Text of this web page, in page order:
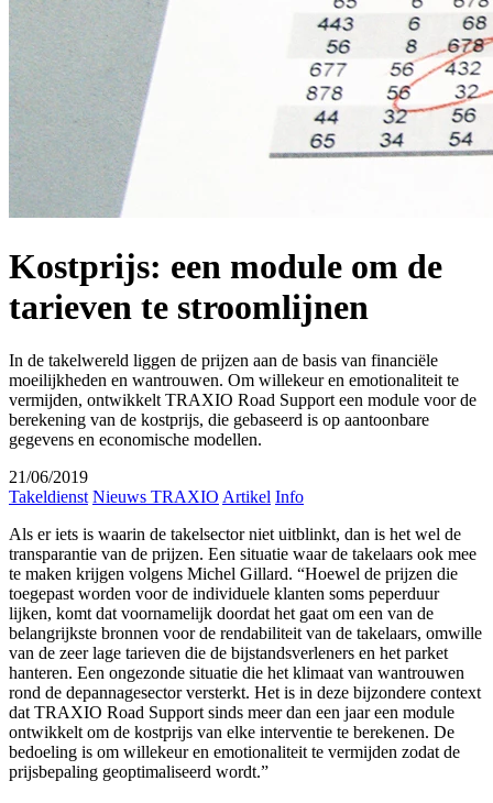
Kostprijs: een module om de
tarieven te stroomlijnen
In de takelwereld liggen de prijzen aan de basis van financiële
moeilijkheden en wantrouwen. Om willekeur en emotionaliteit te
vermijden, ontwikkelt TRAXIO Road Support een module voor de
berekening van de kostprijs, die gebaseerd is op aantoonbare
gegevens en economische modellen.
21/06/2019
Takeldienst Nieuws TRAXIO Artikel Info
Als er iets is waarin de takelsector niet uitblinkt, dan is het wel de
transparantie van de prijzen. Een situatie waar de takelaars ook mee
te maken krijgen volgens Michel Gillard. “Hoewel de prijzen die
toegepast worden voor de individuele klanten soms peperduur
lijken, komt dat voornamelijk doordat het gaat om een van de
belangrijkste bronnen voor de rendabiliteit van de takelaars, omwille
van de zeer lage tarieven die de bijstandsverleners en het parket
hanteren. Een ongezonde situatie die het klimaat van wantrouwen
rond de depannagesector versterkt. Het is in deze bijzondere context
dat TRAXIO Road Support sinds meer dan een jaar een module
ontwikkelt om de kostprijs van elke interventie te berekenen. De
bedoeling is om willekeur en emotionaliteit te vermijden zodat de
prijsbepaling geoptimaliseerd wordt.”